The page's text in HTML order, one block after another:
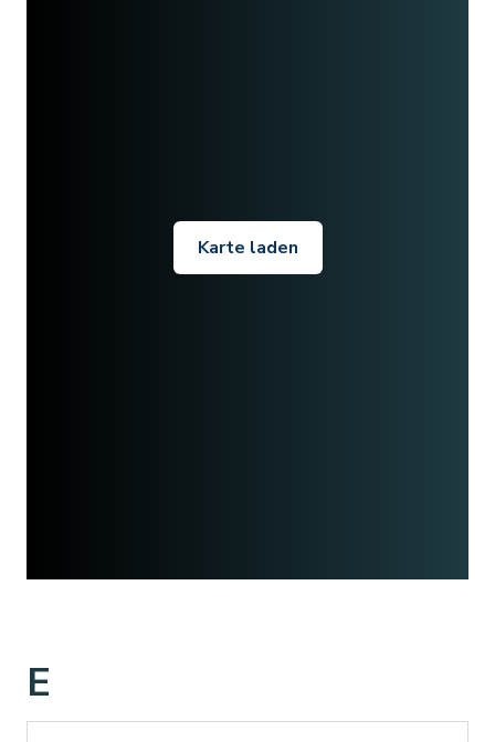
Karte laden
E